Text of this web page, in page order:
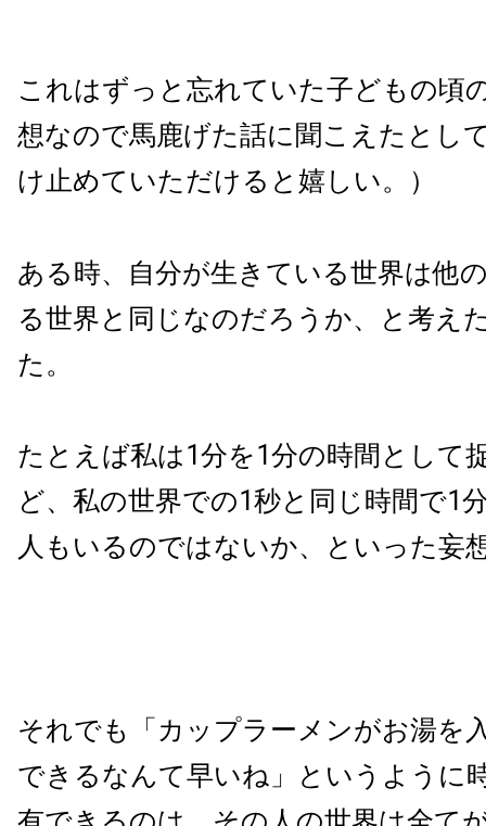
これはずっと忘れていた子どもの頃
想なので馬鹿げた話に聞こえたとし
け止めていただけると嬉しい。）
ある時、自分が生きている世界は他
る世界と同じなのだろうか、と考え
た。
たとえば私は1分を1分の時間として
ど、私の世界での1秒と同じ時間で1
人もいるのではないか、といった妄
それでも「カップラーメンがお湯を
できるなんて早いね」というように